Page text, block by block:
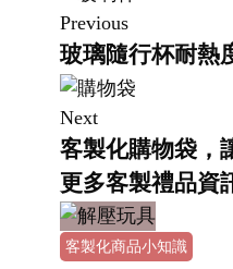
Previous
玻璃隨行杯耐熱
Next
客製化購物袋，
更多客製禮品資
客製化商品小知識